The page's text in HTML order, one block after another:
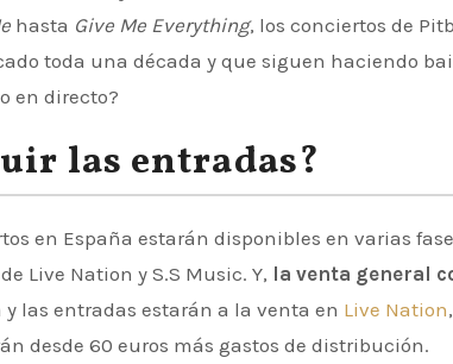
hasta Give Me Everything, los conciertos de
toda una década y que siguen haciendo
en directo?
las entradas?
en España estarán disponibles en varias
Live Nation y S.S Music. Y, la venta general
las entradas estarán a la venta en Live Nation,
desde 60 euros más gastos de distribución.